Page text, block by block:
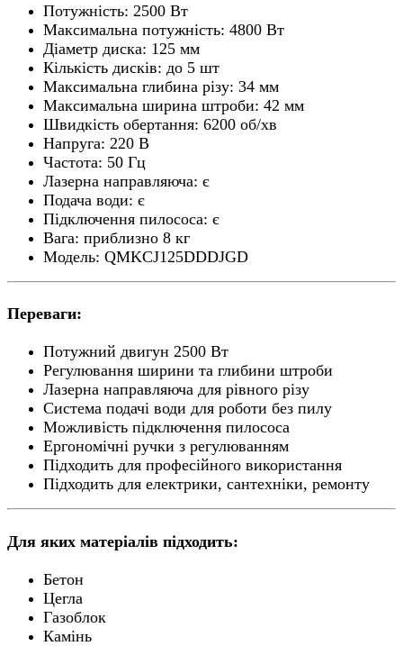
Потужність: 2500 Вт
Максимальна потужність: 4800 Вт
Діаметр диска: 125 мм
Кількість дисків: до 5 шт
Максимальна глибина різу: 34 мм
Максимальна ширина штроби: 42 мм
Швидкість обертання: 6200 об/хв
Напруга: 220 В
Частота: 50 Гц
Лазерна направляюча: є
Подача води: є
Підключення пилососа: є
Вага: приблизно 8 кг
Модель: QMKCJ125DDDJGD
Переваги:
Потужний двигун 2500 Вт
Регулювання ширини та глибини штроби
Лазерна направляюча для рівного різу
Система подачі води для роботи без пилу
Можливість підключення пилососа
Ергономічні ручки з регулюванням
Підходить для професійного використання
Підходить для електрики, сантехніки, ремонту
Для яких матеріалів підходить:
Бетон
Цегла
Газоблок
Камінь